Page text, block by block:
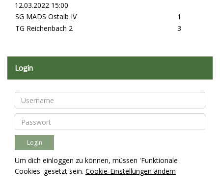
12.03.2022 15:00
SG MADS Ostalb IV
1
TG Reichenbach 2
3
Login
Um dich einloggen zu können, müssen 'Funktionale
Cookies' gesetzt sein. Cookie-Einstellungen ändern